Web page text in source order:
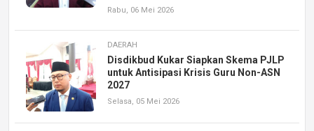
Rabu, 06 Mei 2026
DAERAH
Disdikbud Kukar Siapkan Skema PJLP
untuk Antisipasi Krisis Guru Non-ASN
2027
Selasa, 05 Mei 2026